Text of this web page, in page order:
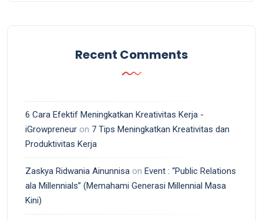
Recent Comments
6 Cara Efektif Meningkatkan Kreativitas Kerja -
iGrowpreneur on 7 Tips Meningkatkan Kreativitas dan
Produktivitas Kerja
Zaskya Ridwania Ainunnisa on Event : “Public Relations
ala Millennials” (Memahami Generasi Millennial Masa
Kini)